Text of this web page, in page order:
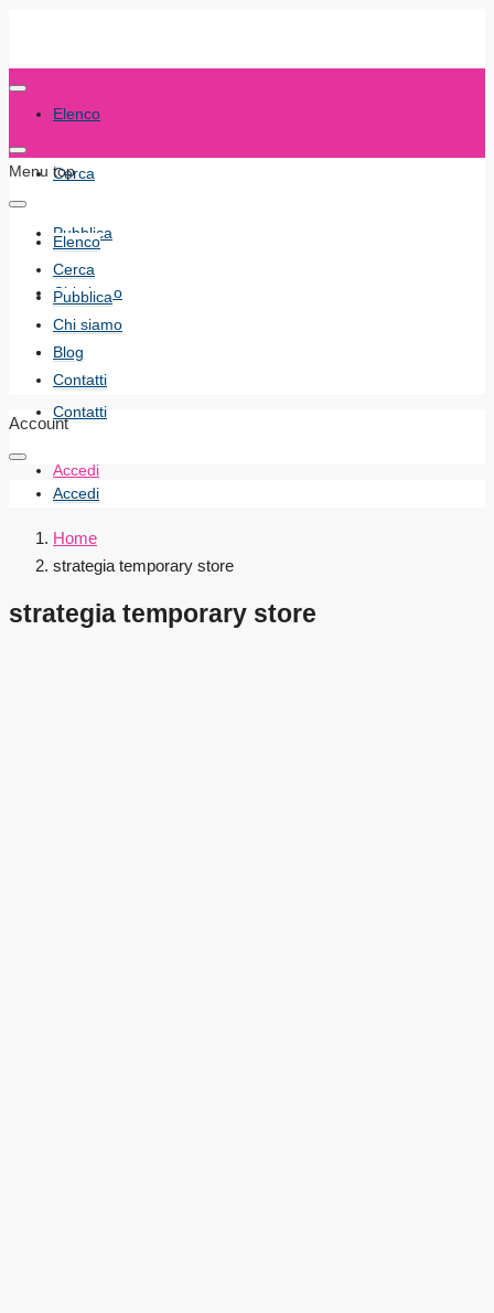
Elenco
Cerca
Pubblica
Chi siamo
Blog
Contatti
Accedi
Menu top
Elenco
Cerca
Pubblica
Chi siamo
Blog
Contatti
Account
Accedi
Home
strategia temporary store
strategia temporary store